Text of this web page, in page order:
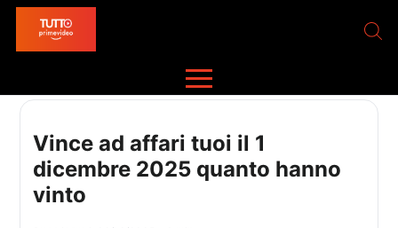
Vince ad affari tuoi il 1
dicembre 2025 quanto hanno
vinto